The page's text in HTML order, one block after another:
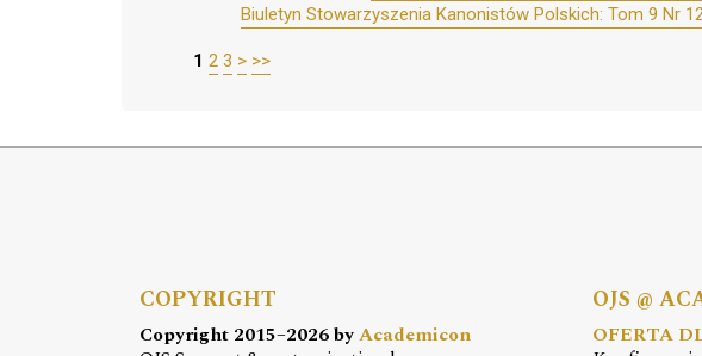
Biuletyn Stowarzyszenia Kanonistów Polskich: Tom 9 Nr
1 2 3 > >>
COPYRIGHT
Copyright 2015–2026 byAcademicon
OJS @
OFERTA